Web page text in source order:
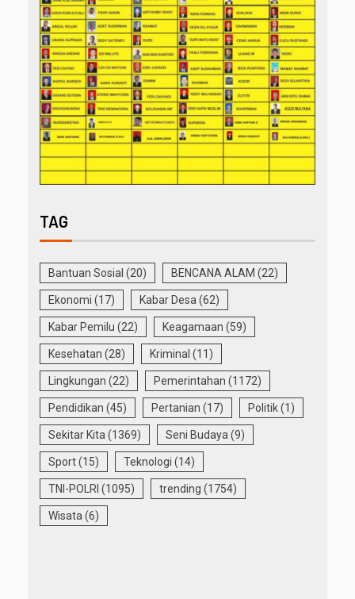
TAG
Bantuan Sosial (20) BENCANA ALAM (22)
Ekonomi (17) Kabar Desa (62)
Kabar Pemilu (22) Keagamaan (59)
Kesehatan (28) Kriminal (11)
Lingkungan (22) Pemerintahan (1172)
Pendidikan (45) Pertanian (17) Politik(1)
Sekitar Kita (1369) Seni Budaya (9)
Sport(15) Teknologi (14)
TNI-POLRI (1095) trending (1754)
Wisata (6)